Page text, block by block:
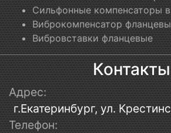
Сильфонные компенсаторы
Виброкомпенсатор
Вибровставки фланцевые
Контакты
Адрес:
г.Екатеринбург, ул.
Телефон: